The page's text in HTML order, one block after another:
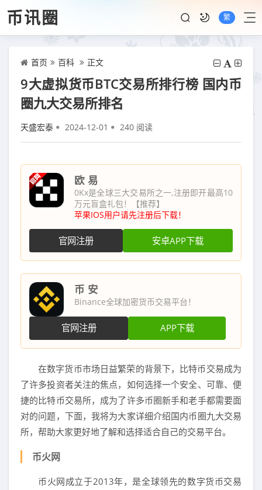
币讯圈 繁
首页 百科 正文
9大虚拟货币BTC交易所排行榜 国内币
圈九大交易所排名
天盛宏泰 2024-12-01 240 阅读
欧 易
0Kx是全球三大交易所之一,注册即开最高10
万元盲盒礼包！【推荐】
苹果IOS用户请先注册后下载！
官网注册 安卓APP下载
币 安
Binance全球加密货币交易平台！
官网注册 APP下载
在数字货币市场日益繁荣的背景下，比特币交易成为
了许多投资者关注的焦点，如何选择一个安全、可靠、便
捷的比特币交易所，成为了许多币圈新手和老手都需要面
对的问题，下面，我将为大家详细介绍国内币圈九大交易
所，帮助大家更好地了解和选择适合自己的交易平台。
币火网
币火网成立于2013年，是全球领先的数字货币交易